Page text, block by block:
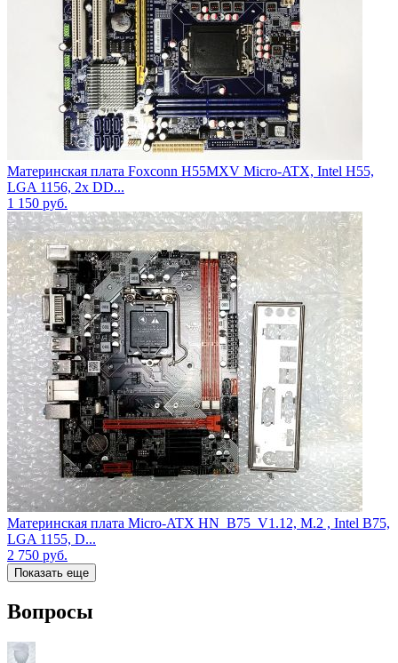
Материнская плата Foxconn H55MXV Micro-ATX, Intel H55,
LGA 1156, 2x DD...
1 150 руб.
Материнская плата Micro-ATX HN_B75_V1.12, M.2 , Intel B75,
LGA 1155, D...
2 750 руб.
Показать еще
Вопросы